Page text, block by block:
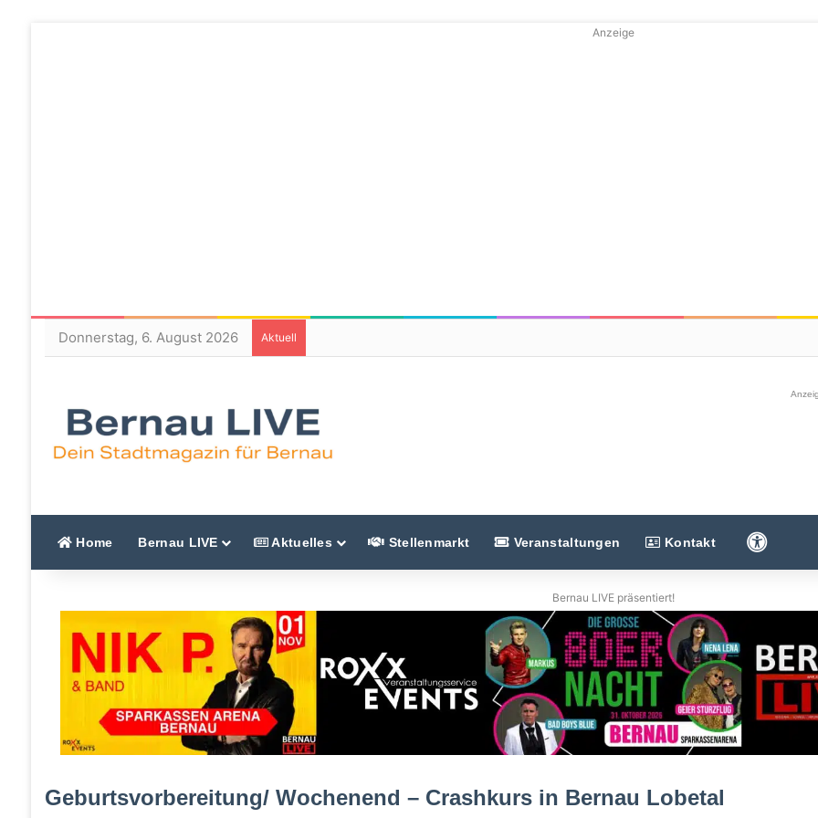
Anzeige
Donnerstag, 6. August 2026 Aktuell
Home Bernau LIVE Aktuelles Stellenmarkt Veranstaltungen Kontakt
Bernau LIVE präsentiert!
Geburtsvorbereitung/ Wochenend – Crashkurs in Bernau Lobetal